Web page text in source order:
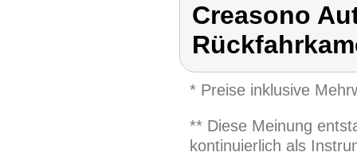
Creasono
* Preise inklusive
** Diese Meinung
kontinuierlich als